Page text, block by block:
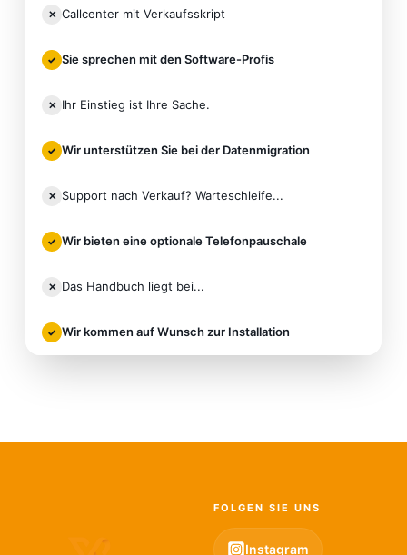
✕ Callcenter mit Verkaufsskript
✓ Sie sprechen mit den Software-Profis
✕ Ihr Einstieg ist Ihre Sache.
✓ Wir unterstützen Sie bei der Datenmigration
✕ Support nach Verkauf? Warteschleife...
✓ Wir bieten eine optionale Telefonpauschale
✕ Das Handbuch liegt bei...
✓ Wir kommen auf Wunsch zur Installation
FOLGEN SIE UNS
Instagram